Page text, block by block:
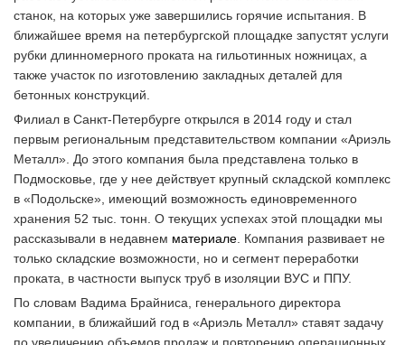
станок, на которых уже завершились горячие испытания. В
ближайшее время на петербургской площадке запустят услуги
рубки длинномерного проката на гильотинных ножницах, а
также участок по изготовлению закладных деталей для
бетонных конструкций.
Филиал в Санкт-Петербурге открылся в 2014 году и стал
первым региональным представительством компании «Ариэль
Металл». До этого компания была представлена только в
Подмосковье, где у нее действует крупный складской комплекс
в «Подольске», имеющий возможность единовременного
хранения 52 тыс. тонн. О текущих успехах этой площадки мы
рассказывали в недавнем материале . Компания развивает не
только складские возможности, но и сегмент переработки
проката, в частности выпуск труб в изоляции ВУС и ППУ.
По словам Вадима Брайниса, генерального директора
компании, в ближайший год в «Ариэль Металл» ставят задачу